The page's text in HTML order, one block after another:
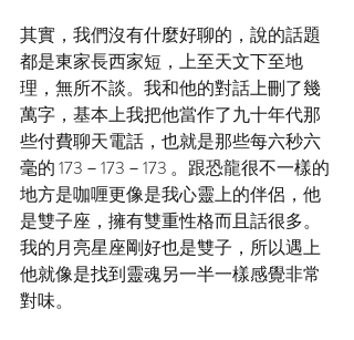
其實，我們沒有什麼好聊的，說的話題
都是東家長西家短，上至天文下至地
理，無所不談。我和他的對話上刪了幾
萬字，基本上我把他當作了九十年代那
些付費聊天電話，也就是那些每六秒六
毫的 173－173－173 。跟恐龍很不一樣的
地方是咖喱更像是我心靈上的伴侶，他
是雙子座，擁有雙重性格而且話很多。
我的月亮星座剛好也是雙子，所以遇上
他就像是找到靈魂另一半一樣感覺非常
對味。